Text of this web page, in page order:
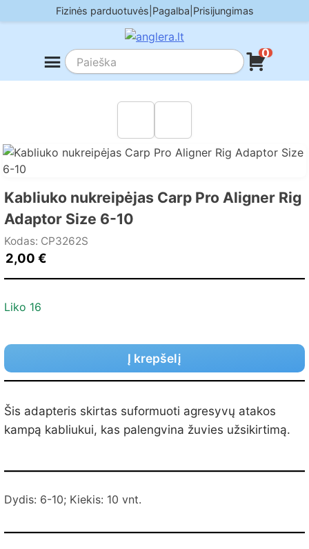
to
Fizinės parduotuvės Pagalba Prisijungimas
0
Kabliuko nukreipėjas Carp Pro Aligner Rig
Adaptor Size 6-10
Kodas: CP3262S
2,00 €
Liko 16
Į krepšelį
Šis adapteris skirtas suformuoti agresyvų atakos
kampą kabliukui, kas palengvina žuvies užsikirtimą.
Dydis: 6-10; Kiekis: 10 vnt.